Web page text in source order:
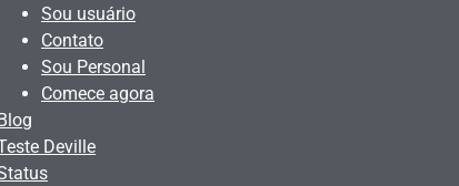
Sou usuário
Contato
Sou Personal
Comece agora
Blog
Deville